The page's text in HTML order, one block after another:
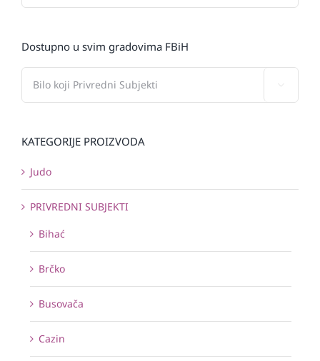
Dostupno u svim gradovima FBiH
KATEGORIJE PROIZVODA
Judo
PRIVREDNI SUBJEKTI
Bihać
Brčko
Busovača
Cazin